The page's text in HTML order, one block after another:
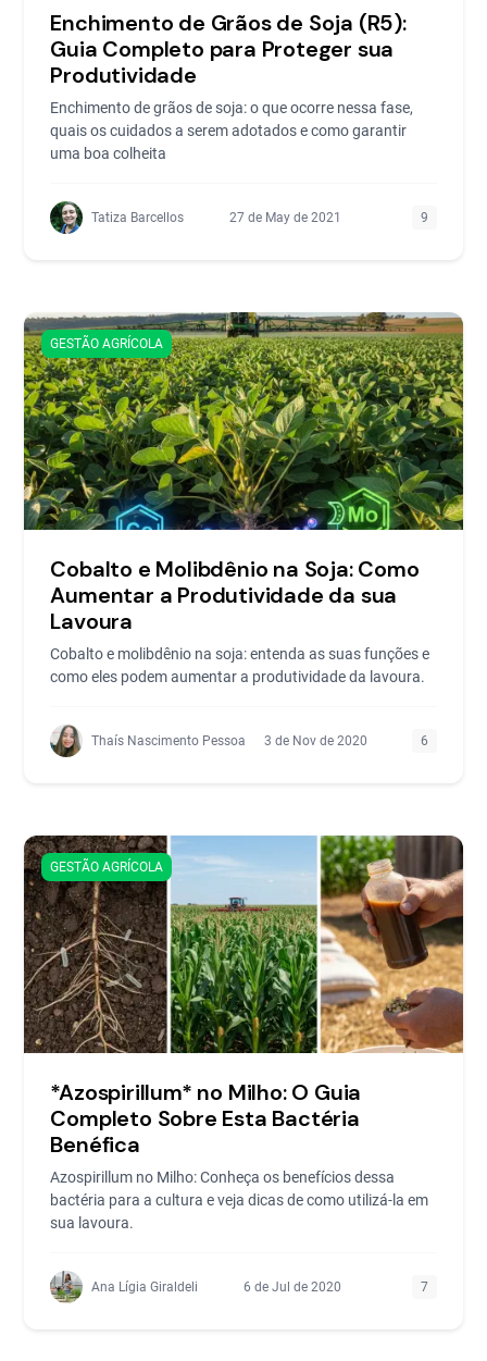
Enchimento de Grãos de Soja (R5):
Guia Completo para Proteger sua
Produtividade
Enchimento de grãos de soja: o que ocorre nessa fase,
quais os cuidados a serem adotados e como garantir
uma boa colheita
Tatiza Barcellos 27 de May de 2021 9
GESTÃO AGRÍCOLA
Cobalto e Molibdênio na Soja: Como
Aumentar a Produtividade da sua
Lavoura
Cobalto e molibdênio na soja: entenda as suas funções e
como eles podem aumentar a produtividade da lavoura.
Thaís Nascimento Pessoa 3 de Nov de 2020 6
GESTÃO AGRÍCOLA
*Azospirillum* no Milho: O Guia
Completo Sobre Esta Bactéria
Benéfica
Azospirillum no Milho: Conheça os benefícios dessa
bactéria para a cultura e veja dicas de como utilizá-la em
sua lavoura.
Ana Lígia Giraldeli 6 de Jul de 2020 7